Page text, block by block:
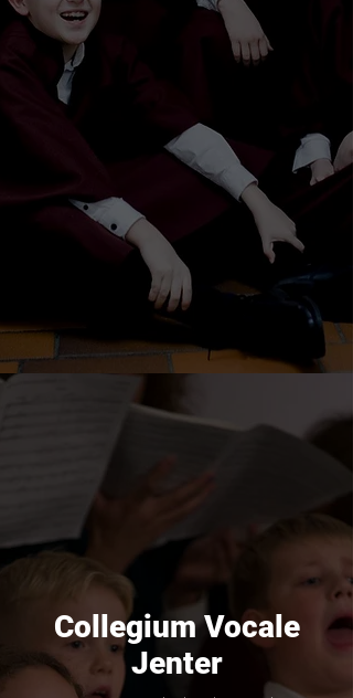
Collegium Vocale
Jenter